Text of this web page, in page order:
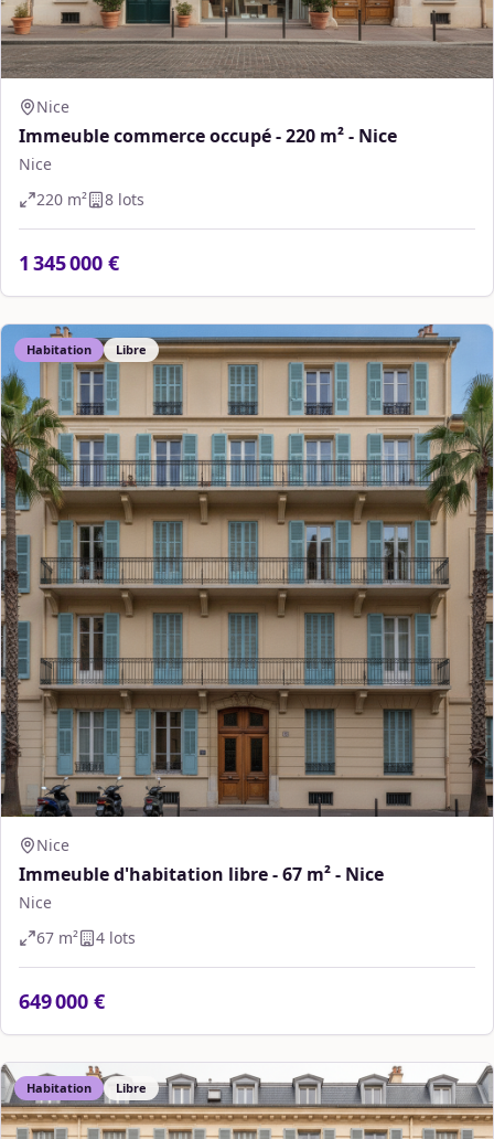
Nice
Immeuble commerce occupé - 220 m² - Nice
Nice
220 m² 8 lots
1 345 000 €
Habitation Libre
Nice
Immeuble d'habitation libre - 67 m² - Nice
Nice
67 m² 4 lots
649 000 €
Habitation Libre